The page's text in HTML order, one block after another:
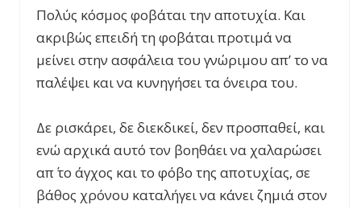
Πολύς κόσμος φοβάται την αποτυχία. Και
ακριβώς επειδή τη φοβάται προτιμά να
μείνει στην ασφάλεια του γνώριμου απ’ το να
παλέψει και να κυνηγήσει τα όνειρα του.
Δε ρισκάρει, δε διεκδικεί, δεν προσπαθεί, και
ενώ αρχικά αυτό τον βοηθάει να χαλαρώσει
απ΄ το άγχος και το φόβο της αποτυχίας, σε
βάθος χρόνου καταλήγει να κάνει ζημιά στον